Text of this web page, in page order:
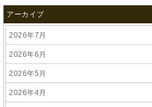
アーカイブ
2026年7月
2026年6月
2026年5月
2026年4月